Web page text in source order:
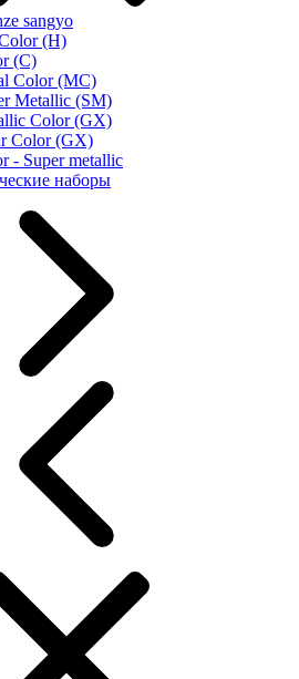
sangyo
(H)
(C)
Color (MC)
Metallic (SM)
Color (GX)
Color (GX)
- Super metallic
наборы